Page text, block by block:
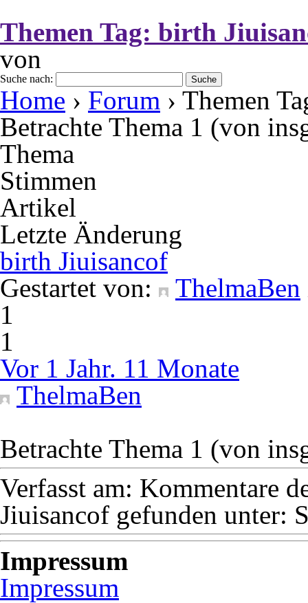
Themen Tag: birth
von
Suche nach:
Home › Forum › Themen
Betrachte Thema 1 (von
Thema
Stimmen
Artikel
Letzte Änderung
birth Jiuisancof
Gestartet von:
ThelmaBen
1
1
Vor 1 Jahr. 11 Monate
ThelmaBen
Betrachte Thema 1 (von
Verfasst am: Kommentare
Jiuisancof gefunden unter:
Impressum
Impressum